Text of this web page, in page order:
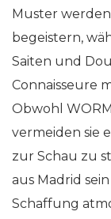
Muster
begeistern,
Saiten und
Connaisseure
Obwohl
vermeiden sie
zur Schau zu
aus Madrid
Schaffung